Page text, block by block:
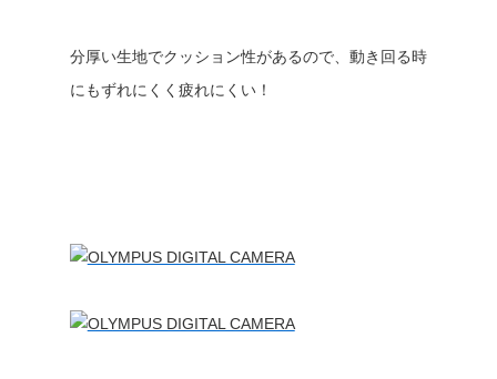
分厚い生地でクッション性があるので、動き回る時
にもずれにくく疲れにくい！